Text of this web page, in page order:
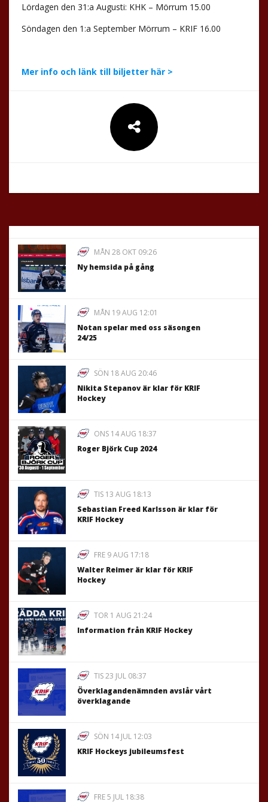
Lördagen den 31:a Augusti: KHK – Mörrum 15.00
Söndagen den 1:a September Mörrum – KRIF 16.00
Mer info och länk till biljetter här >
MÅN 28 OKT 09:26
Ny hemsida på gång
MÅN 19 AUG 12:01
Notan spelar med oss säsongen
24/25
SÖN 18 AUG 20:46
Nikita Stepanov är klar för KRIF
Hockey
ONS 14 AUG 18:37
Roger Björk Cup 2024
TIS 13 AUG 18:13
Sebastian Freed Karlsson är klar för
KRIF Hockey
FRE 9 AUG 17:18
Walter Reimer är klar för KRIF
Hockey
TOR 1 AUG 21:24
Information från KRIF Hockey
TIS 23 JUL 08:37
Överklagandenämnden avslår vårt
överklagande
SÖN 14 JUL 12:03
KRIF Hockeys jubileumsfest
FRE 5 JUL 18:38